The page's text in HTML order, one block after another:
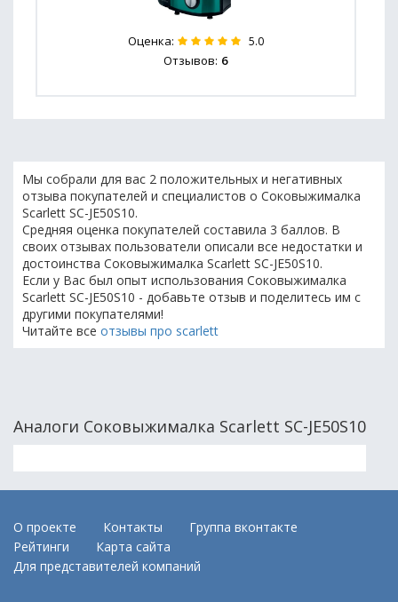
Оценка: 5.0
Отзывов: 6
Мы собрали для вас 2 положительных и негативных
отзыва покупателей и специалистов о Соковыжималка
Scarlett SC-JE50S10.
Средняя оценка покупателей составила 3 баллов. В
своих отзывах пользователи описали все недостатки и
достоинства Соковыжималка Scarlett SC-JE50S10.
Если у Вас был опыт использования Соковыжималка
Scarlett SC-JE50S10 - добавьте отзыв и поделитесь им с
другими покупателями!
Читайте все отзывы про scarlett
Аналоги Соковыжималка Scarlett SC-JE50S10
О проекте Контакты
Группа вконтакте
Рейтинги
Карта сайта
Для представителей компаний